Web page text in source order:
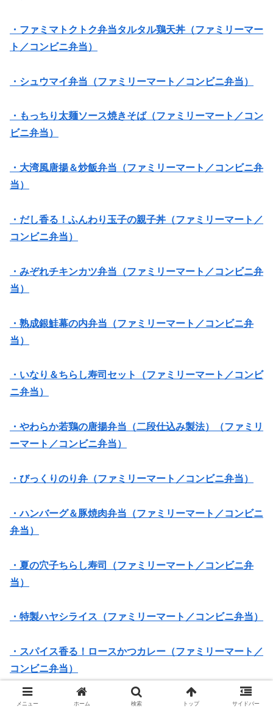
・ファミマトクトク弁当タルタル鶏天丼（ファミリーマー
ト／コンビニ弁当）
・シュウマイ弁当（ファミリーマート／コンビニ弁当）
・もっちり太麺ソース焼きそば（ファミリーマート／コン
ビニ弁当）
・大湾風唐揚＆炒飯弁当（ファミリーマート／コンビニ弁
当）
・だし香る！ふんわり玉子の親子丼（ファミリーマート／
コンビニ弁当）
・みぞれチキンカツ弁当（ファミリーマート／コンビニ弁
当）
・熟成銀鮭幕の内弁当（ファミリーマート／コンビニ弁
当）
・いなり＆ちらし寿司セット（ファミリーマート／コンビ
ニ弁当）
・やわらか若鶏の唐揚弁当（二段仕込み製法）（ファミリ
ーマート／コンビニ弁当）
・びっくりのり弁（ファミリーマート／コンビニ弁当）
・ハンバーグ＆豚焼肉弁当（ファミリーマート／コンビニ
弁当）
・夏の穴子ちらし寿司（ファミリーマート／コンビニ弁
当）
・特製ハヤシライス（ファミリーマート／コンビニ弁当）
・スパイス香る！ロースかつカレー（ファミリーマート／
コンビニ弁当）
・甘辛だれの鶏めし弁当（ファミリーマート／コンビニ弁
メニュー ホーム 検索 トップ サイドバー